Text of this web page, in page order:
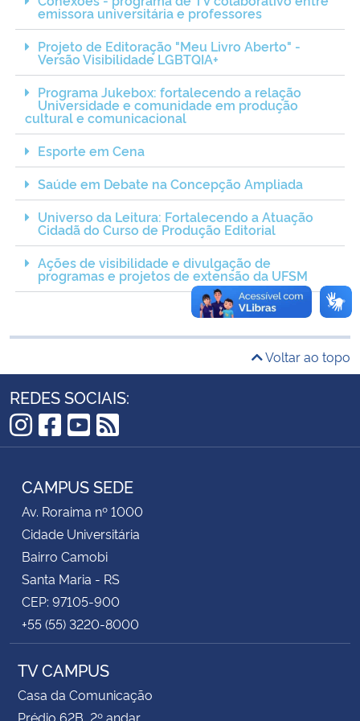
Ministério da Cidadania
Ministério da Saúde
Ministério de Minas e Energia
Ministério do Meio Ambiente
Ministério do Turismo
Ministério do Desenvolvimento Regional
Ministério da Mulher, da Família e dos Direitos Humanos
Secretaria-Geral
Secretaria de Governo
Gabinete de Segurança Institucional
Planalto
emissora universitária e professores
Projeto de Editoração "Meu Livro Aberto" -
Versão Visibilidade LGBTQIA+
Programa Jukebox: fortalecendo a relação
Universidade e comunidade em produção
cultural e comunicacional
Esporte em Cena
Saúde em Debate na Concepção Ampliada
Universo da Leitura: Fortalecendo a Atuação
Cidadã do Curso de Produção Editorial
Ações de visibilidade e divulgação de
programas e projetos de extensão da UFSM
Voltar ao topo
REDES SOCIAIS:
Instagram
Facebook
YouTube
RSS
CAMPUS SEDE
Av. Roraima nº 1000
Cidade Universitária
Bairro Camobi
Santa Maria - RS
CEP: 97105-900
+55 (55) 3220-8000
TV CAMPUS
Casa da Comunicação
Prédio 62B, 2º andar